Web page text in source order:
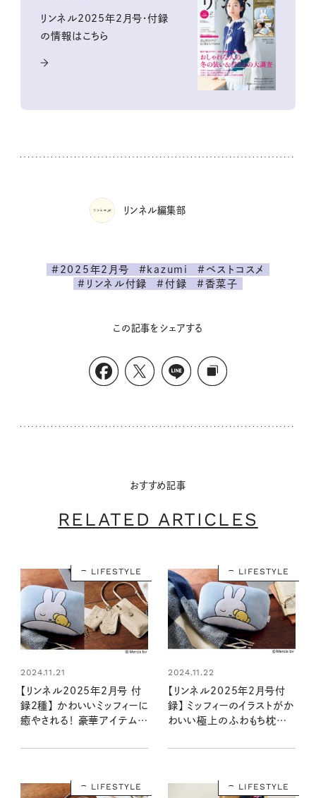
リンネル2025年2月号・付録
の情報はこちら
リンネル編集部
#2025年2月号 #kazumi
#ベストコスメ
#リンネル付録
#付録 #香菜子
この記事をシェアする
おすすめ記事
RELATED ARTICLES
LIFESTYLE
2024.11.21
【リンネル2025年2月号 付
録2種】 かわいいミッフィーに
癒やされる！ 豪華アイテムが
2025年2月号・2月号増刊）
LIFESTYLE
2024.11.22
【リンネル2025年2月号付
録】 ミッフィーのイラストがか
わいい極上のふわもち枕が
2025年2月号）
LIFESTYLE LIFESTYLE